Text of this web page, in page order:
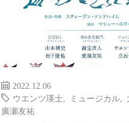
2022.12.06
ウエンツ瑛士
ミュージカル
廣瀬友祐